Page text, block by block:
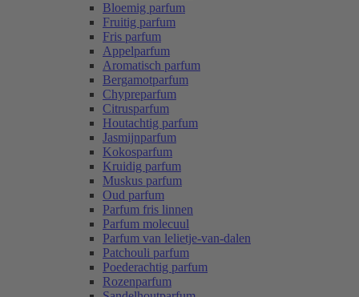
Bloemig parfum
Fruitig parfum
Fris parfum
Appelparfum
Aromatisch parfum
Bergamotparfum
Chypreparfum
Citrusparfum
Houtachtig parfum
Jasmijnparfum
Kokosparfum
Kruidig parfum
Muskus parfum
Oud parfum
Parfum fris linnen
Parfum molecuul
Parfum van lelietje-van-dalen
Patchouli parfum
Poederachtig parfum
Rozenparfum